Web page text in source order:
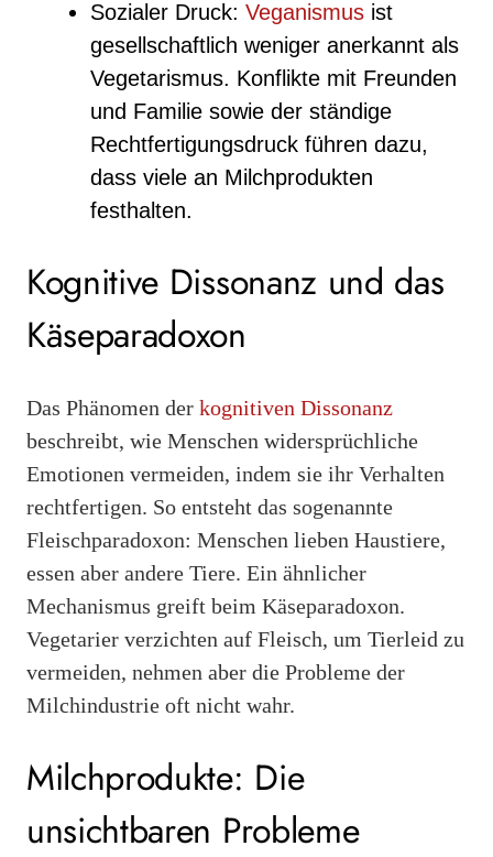
Sozialer Druck: Veganismus ist
gesellschaftlich weniger anerkannt als
Vegetarismus. Konflikte mit Freunden
und Familie sowie der ständige
Rechtfertigungsdruck führen dazu,
dass viele an Milchprodukten
festhalten.
Kognitive Dissonanz und das
Käseparadoxon
Das Phänomen der kognitiven Dissonanz
beschreibt, wie Menschen widersprüchliche
Emotionen vermeiden, indem sie ihr Verhalten
rechtfertigen. So entsteht das sogenannte
Fleischparadoxon: Menschen lieben Haustiere,
essen aber andere Tiere. Ein ähnlicher
Mechanismus greift beim Käseparadoxon.
Vegetarier verzichten auf Fleisch, um Tierleid zu
vermeiden, nehmen aber die Probleme der
Milchindustrie oft nicht wahr.
Milchprodukte: Die
unsichtbaren Probleme